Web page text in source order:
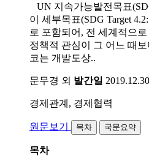
UN 지속가능발전목표
이 세부목표(SDG Target
로 포함되어, 전 세계적으
정책적 관심이 그 어느 때
코는 개발도상..
문무경 외 발간일 2019.12.30
경제관계, 경제협력
원문보기 목차 국문요약
목차